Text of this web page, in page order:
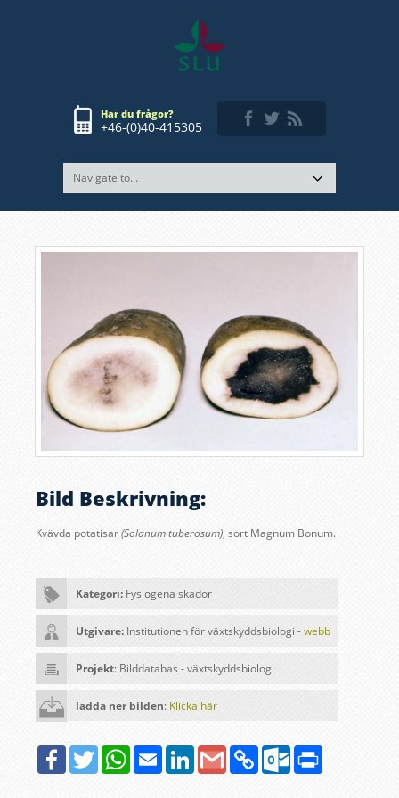
Har du frågor?
+46-(0)40-415305
Bild Beskrivning:
Kvävda potatisar(Solanum tuberosum), sort Magnum Bonum.
Kategori: Fysiogena skador
Utgivare: Institutionen för växtskyddsbiologi -webb
Projekt: Bilddatabas - växtskyddsbiologi
ladda ner bilden: Klicka här
FacebookTwitter WhatsAppEmail LinkedInGoogle
Gmail
Copy
Link
Outlook.com